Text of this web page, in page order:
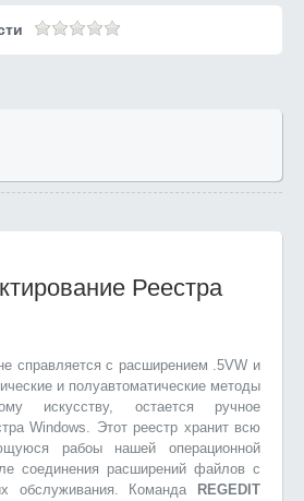
Реестра
справляется с расширением .5VW и
и полуавтоматические методы
искусству, остается ручное
Windows. Этот реестр хранит всю
рабоы нашей операционной
соединения расширений файлов с
обслуживания. Команда
REGEDIT